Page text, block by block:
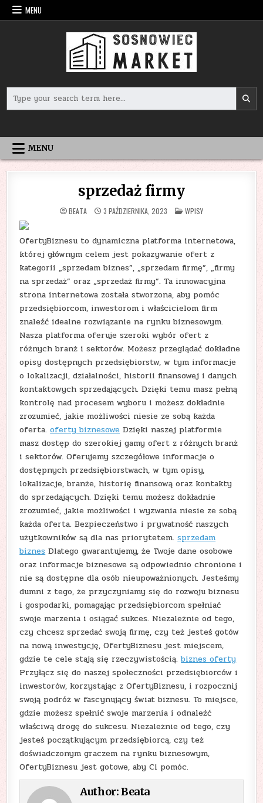
Skip
to
MENU
for:
MENU
sprzedaż firmy
BEATA 3 PAŹDZIERNIKA, 2023 POSTED
IN
WPISY
OfertyBiznesu to dynamiczna platforma internetowa,
której głównym celem jest pokazywanie ofert z
kategorii „sprzedam biznes”, „sprzedam firmę”, „firmy
na sprzedaż” oraz „sprzedaż firmy”. Ta innowacyjna
strona internetowa została stworzona, aby pomóc
przedsiębiorcom, inwestorom i właścicielom firm
znaleźć idealne rozwiązanie na rynku biznesowym.
Nasza platforma oferuje szeroki wybór ofert z
różnych branż i sektorów. Możesz przeglądać dokładne
opisy dostępnych przedsiębiorstw, w tym informacje
o lokalizacji, działalności, historii finansowej i danych
kontaktowych sprzedających. Dzięki temu masz pełną
kontrolę nad procesem wyboru i możesz dokładnie
zrozumieć, jakie możliwości niesie ze sobą każda
oferta.oferty biznesowe Dzięki naszej platformie
masz dostęp do szerokiej gamy ofert z różnych branż
i sektorów. Oferujemy szczegółowe informacje o
dostępnych przedsiębiorstwach, w tym opisy,
lokalizacje, branże, historię finansową oraz kontakty
do sprzedających. Dzięki temu możesz dokładnie
zrozumieć, jakie możliwości i wyzwania niesie ze sobą
każda oferta. Bezpieczeństwo i prywatność naszych
użytkowników są dla nas priorytetem.sprzedam
biznes Dlatego gwarantujemy, że Twoje dane osobowe
oraz informacje biznesowe są odpowiednio chronione i
nie są dostępne dla osób nieupoważnionych. Jesteśmy
dumni z tego, że przyczyniamy się do rozwoju biznesu
i gospodarki, pomagając przedsiębiorcom spełniać
swoje marzenia i osiągać sukces. Niezależnie od tego,
czy chcesz sprzedać swoją firmę, czy też jesteś gotów
na nową inwestycję, OfertyBiznesu jest miejscem,
gdzie te cele stają się rzeczywistością.biznes oferty
Przyłącz się do naszej społeczności przedsiębiorców i
inwestorów, korzystając z OfertyBiznesu, i rozpocznij
swoją podróż w fascynujący świat biznesu. To miejsce,
gdzie możesz spełnić swoje marzenia i odnaleźć
właściwą drogę do sukcesu. Niezależnie od tego, czy
jesteś początkującym przedsiębiorcą, czy też
doświadczonym graczem na rynku biznesowym,
OfertyBiznesu jest gotowe, aby Ci pomóc.
Author:Beata